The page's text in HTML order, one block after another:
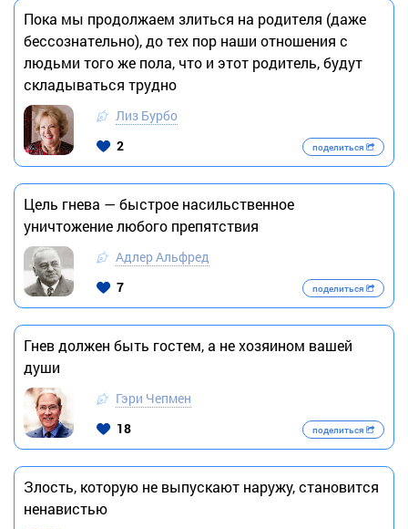
Пока мы продолжаем злиться на родителя (даже
бессознательно), до тех пор наши отношения с
людьми того же пола, что и этот родитель, будут
складываться трудно
Лиз Бурбо
2
поделиться
Цель гнева — быстрое насильственное
уничтожение любого препятствия
Адлер Альфред
7
поделиться
Гнев должен быть гостем, а не хозяином вашей
души
Гэри Чепмен
18
поделиться
Злость, которую не выпускают наружу, становится
ненавистью